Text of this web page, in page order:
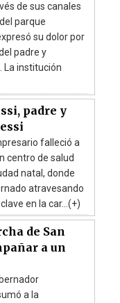
de sus canales
parque
su dolor por
padre y
La institución
padre y
falleció a
centro de salud
natal, donde
atravesando
en la car...(+)
de San
a un
a la